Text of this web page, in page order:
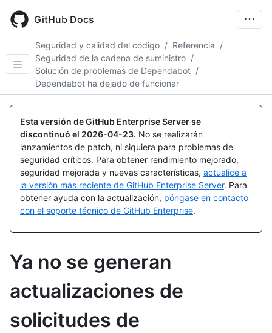
main
GitHub Docs
Seguridad y calidad del código / Referencia /
Seguridad de la cadena de suministro /
Solución de problemas de Dependabot /
Dependabot ha dejado de funcionar
Esta versión de GitHub Enterprise Server se
discontinuó el 2026-04-23. No se realizarán
lanzamientos de patch, ni siquiera para problemas de
seguridad críticos. Para obtener rendimiento mejorado,
seguridad mejorada y nuevas características, actualice a
la versión más reciente de GitHub Enterprise Server. Para
obtener ayuda con la actualización, póngase en contacto
con el soporte técnico de GitHub Enterprise.
Ya no se generan
actualizaciones de
solicitudes de